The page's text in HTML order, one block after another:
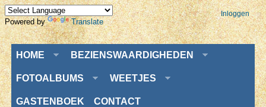
Inloggen
Powered by Translate
Menu
HOME BEZIENSWAARDIGHEDEN
FOTOALBUMS WEETJES
GASTENBOEK CONTACT